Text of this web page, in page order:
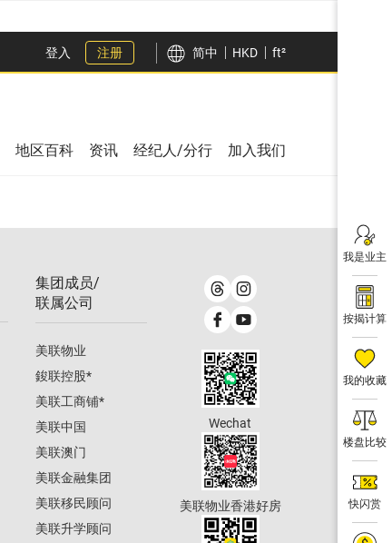
登入 注册 简中 HKD ft²
我是业主
按揭计算
我的收藏
楼盘比较
快闪赏
地区百科 资讯 经纪人/分行 加入我们
集团成员/
联属公司
美联物业
鋑联控股*
美联工商铺*
美联中国
美联澳门
美联金融集团
美联移民顾问
美联升学顾问
Wechat
美联物业香港好房